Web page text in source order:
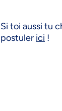
Si toi aussi tu
postuler ici !